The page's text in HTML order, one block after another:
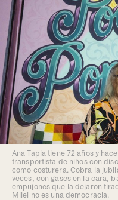
Ana Tapia tiene 72 años y
transportista de niños con
como costurera. Cobra la
veces, con gases en la cara,
empujones que la dejaron
Milei no es una democracia.